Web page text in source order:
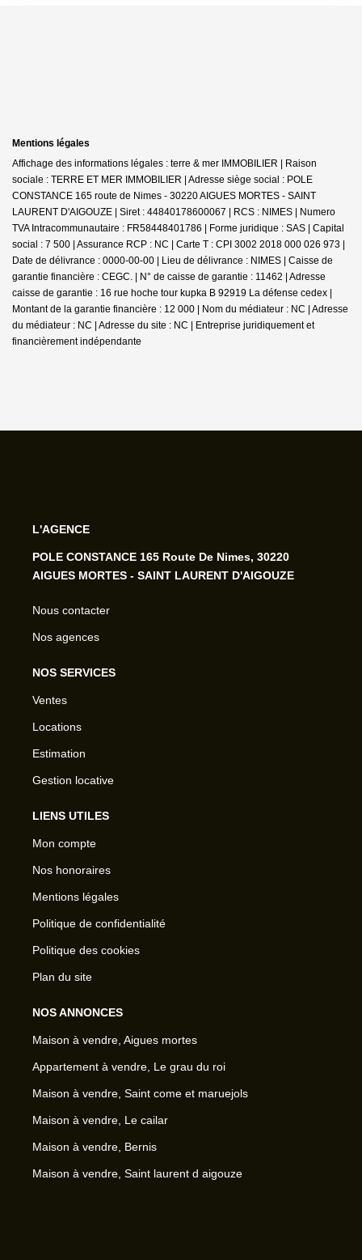
Mentions légales
Affichage des informations légales : terre & mer IMMOBILIER | Raison
sociale : TERRE ET MER IMMOBILIER | Adresse siège social : POLE
CONSTANCE 165 route de Nimes - 30220 AIGUES MORTES - SAINT
LAURENT D'AIGOUZE | Siret : 44840178600067 | RCS : NIMES | Numero
TVA Intracommunautaire : FR58448401786 | Forme juridique : SAS | Capital
social : 7 500 | Assurance RCP : NC | Carte T : CPI 3002 2018 000 026 973 |
Date de délivrance : 0000-00-00 | Lieu de délivrance : NIMES | Caisse de
garantie financière : CEGC. | N° de caisse de garantie : 11462 | Adresse
caisse de garantie : 16 rue hoche tour kupka B 92919 La défense cedex |
Montant de la garantie financière : 12 000 | Nom du médiateur : NC | Adresse
du médiateur : NC | Adresse du site : NC | Entreprise juridiquement et
financièrement indépendante
L'AGENCE
POLE CONSTANCE 165 Route De Nimes, 30220
AIGUES MORTES - SAINT LAURENT D'AIGOUZE
Nous contacter
Nos agences
NOS SERVICES
Ventes
Locations
Estimation
Gestion locative
LIENS UTILES
Mon compte
Nos honoraires
Mentions légales
Politique de confidentialité
Politique des cookies
Plan du site
NOS ANNONCES
Maison à vendre, Aigues mortes
Appartement à vendre, Le grau du roi
Maison à vendre, Saint come et maruejols
Maison à vendre, Le cailar
Maison à vendre, Bernis
Maison à vendre, Saint laurent d aigouze